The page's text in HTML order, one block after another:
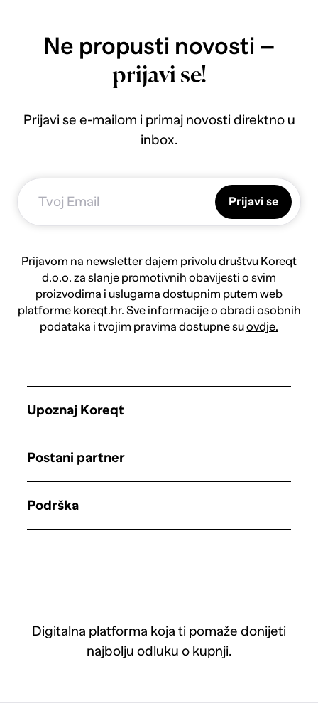
Ne propusti novosti –
prijavi se!
Prijavi se e-mailom i primaj novosti direktno u
inbox.
Prijavi se
Prijavom na newsletter dajem privolu društvu Koreqt
d.o.o. za slanje promotivnih obavijesti o svim
proizvodima i uslugama dostupnim putem web
platforme koreqt.hr. Sve informacije o obradi osobnih
podataka i tvojim pravima dostupne suovdje.
Digitalna platforma koja ti pomaže donijeti
najbolju odluku o kupnji.
Upoznaj Koreqt
Postani partner
Podrška